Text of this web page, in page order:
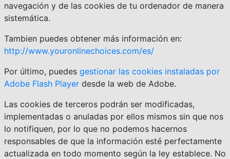
navegación y de las cookies de tu ordenador de manera
sistemática.
Tambien puedes obtener más información en:
http://www.youronlinechoices.com/es/
Por último, puedes gestionar las cookies instaladas por
Adobe Flash Player desde la web de Adobe.
Las cookies de terceros podrán ser modificadas,
implementadas o anuladas por ellos mismos sin que nos
lo notifiquen, por lo que no podemos hacernos
responsables de que la información esté perfectamente
actualizada en todo momento según la ley establece. No